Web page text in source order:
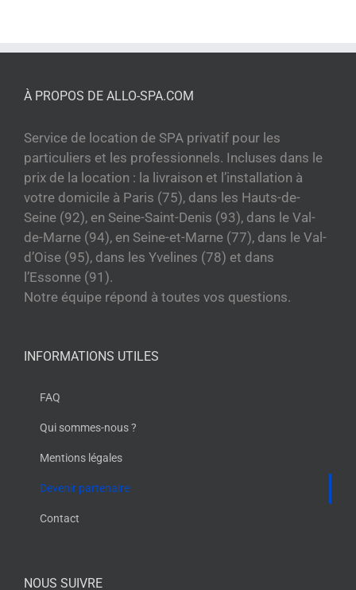
À PROPOS DE ALLO-SPA.COM
Service de location de SPA privatif pour les
particuliers et les professionnels. Incluses dans le
prix de la location : la livraison et l’installation à
votre domicile à Paris (75), dans les Hauts-de-
Seine (92), en Seine-Saint-Denis (93), dans le Val-
de-Marne (94), en Seine-et-Marne (77), dans le Val-
d’Oise (95), dans les Yvelines (78) et dans
l’Essonne (91).
Notre équipe répond à toutes vos questions.
INFORMATIONS UTILES
FAQ
Qui sommes-nous ?
Mentions légales
Devenir partenaire
Contact
NOUS SUIVRE